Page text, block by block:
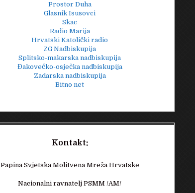
Prostor Duha
Glasnik Isusovci
Skac
Radio Marija
Hrvatski Katolički radio
ZG Nadbiskupija
Splitsko-makarska nadbiskupija
Đakovečko-osječka nadbiskupija
Zadarska nadbiskupija
Bitno net
Kontakt:
Papina Svjetska Molitvena Mreža Hrvatske
Nacionalni ravnatelj PSMM /AM/